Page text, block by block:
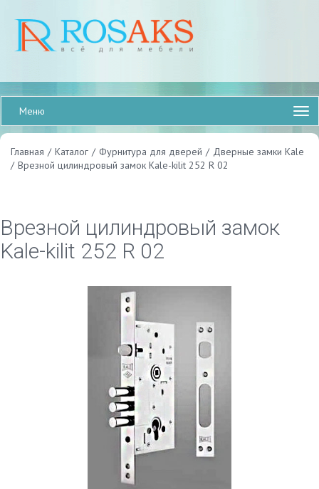
Меню
Главная / Каталог / Фурнитура для дверей / Дверные замки Kale
/ Врезной цилиндровый замок Kale-kilit 252 R 02
Врезной цилиндровый замок
Kale-kilit 252 R 02